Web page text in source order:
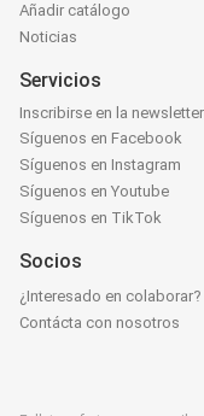
Añadir catálogo
Noticias
Servicios
Inscribirse en la newsletter
Síguenos en Facebook
Síguenos en Instagram
Síguenos en Youtube
Síguenos en TikTok
Socios
¿Interesado en colaborar?
Contácta con nosotros